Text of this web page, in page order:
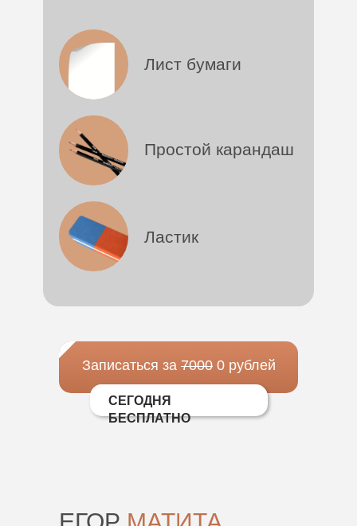
Простой карандаш
Лист бумаги
Ластик
Записаться за 7000 0 рублей
СЕГОДНЯ
БЕСПЛАТНО